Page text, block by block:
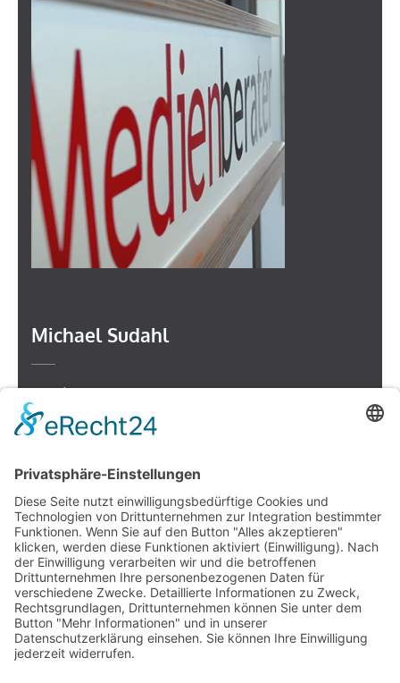
Michael Sudahl
Beethovenstr. 4
73614 Schorndorf
Telefon: 07181 477 9998
E-Mail: sudahl@der-medienberater.de
Leonhard Fromm
Goethestr. 27
73614 Schorndorf
Telefon. 07181 4769906
E-Mail:fromm@der-medienberater.de